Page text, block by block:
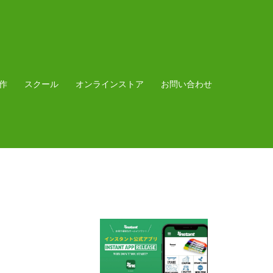
スクール オンラインストア お問い合わせ